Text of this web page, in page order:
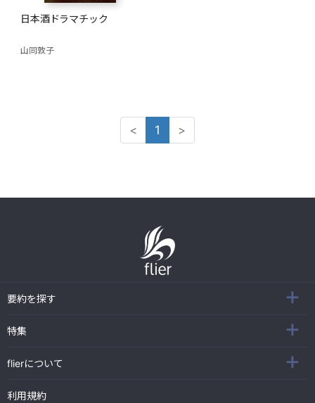
日本酒ドラマチック
山同敦子
< 1 >
要約を探す
特集
flierについて
利用規約